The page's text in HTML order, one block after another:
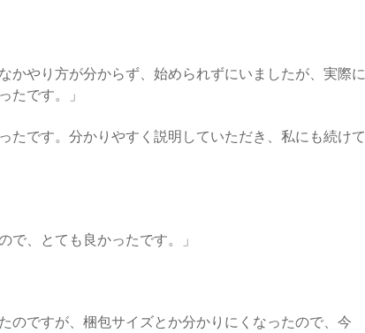
かやり方が分からず、始められずにいましたが、実際に
たです。」
たです。分かりやすく説明していただき、私にも続けて
で、とても良かったです。」
のですが、梱包サイズとか分かりにくなったので、今